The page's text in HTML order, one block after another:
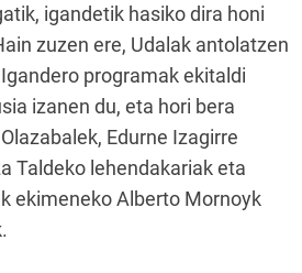
igandetik hasiko dira honi
zuzen ere, Udalak antolatzen
programak ekitaldi
izanen du, eta hori bera
Edurne Izagirre
Taldeko lehendakariak eta
ekimeneko Alberto Mornoyk